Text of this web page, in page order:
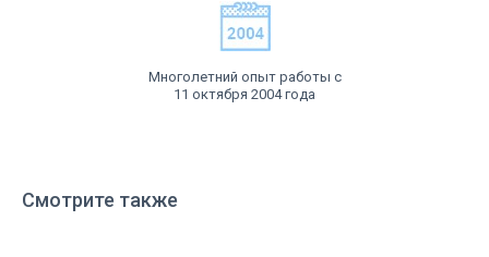
Многолетний опыт работы с
11 октября 2004 года
Смотрите также